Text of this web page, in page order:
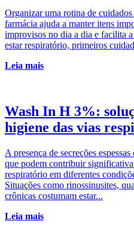
Organizar uma rotina de
farmácia ajuda a manter itens
improvisos no dia a dia e facilita
estar respiratório, primeiros
Leia mais
Wash In H 3%:
higiene das vias
A presença de secreções
que podem contribuir
respiratório em diferentes
Situações como rinossinusites,
crônicas costumam estar...
Leia mais